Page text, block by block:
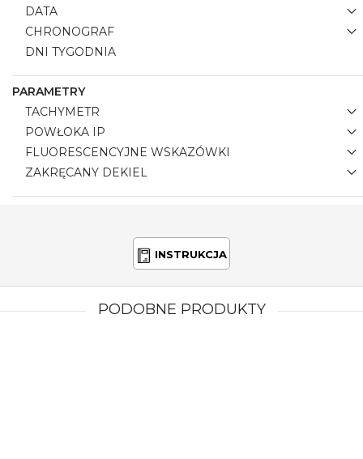
DATA
CHRONOGRAF
DNI TYGODNIA
PARAMETRY
TACHYMETR
POWŁOKA IP
FLUORESCENCYJNE WSKAZÓWKI
ZAKRĘCANY DEKIEL
INSTRUKCJA
PODOBNE PRODUKTY